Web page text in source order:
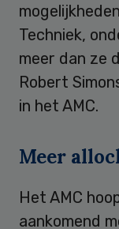
Techniek,
meer dan ze
Robert
in het AMC.
Meer
Het AMC
aankomend